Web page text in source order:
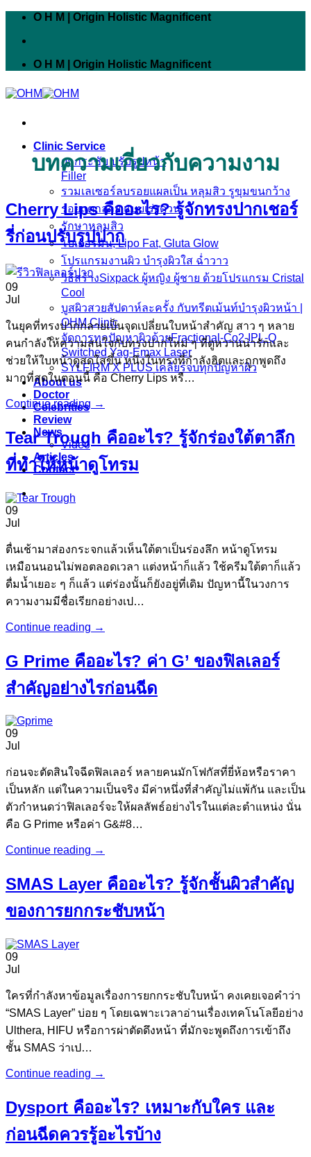
Skip
content
O H M | Origin Holistic Magnificent
O H M | Origin Holistic Magnificent
Clinic Service
ยกกระชับ ปรับรูปหน้า
Filler
รวมเลเซอร์ลบรอยแผลเป็น หลุมสิว รูขุมขนกว้าง
รอยแตกลาย แบบเร่งด่วน
รักษาหลุมสิว
โบเยอรมัน, Lipo Fat, Gluta Glow
โปรแกรมงานผิว บำรุงผิวใส ฉ่ำวาว
วิธีสร้างSixpack ผู้หญิง ผู้ชาย ด้วยโปรแกรม Cristal
Cool
บูสผิวสวยสัปดาห์ละครั้ง กับทรีตเม้นท์บำรุงผิวหน้า |
OHM Clinic
จัดการทุกปัญหาผิวด้วยFractional-Co2-IPL-Q
Switched Yag-Emax Laser
SYLFIRM X PLUS เคลียร์จบทุกปัญหาผิว
About us
Doctor
Celebrities
Review
News
Video
Articles
Contact
บทความเกี่ยวกับความงาม
Cherry Lips คืออะไร? รู้จักทรงปากเชอร์
รี่ก่อนปรับรูปปาก
09
Jul
ในยุคที่ทรงปากกลายเป็นจุดเปลี่ยนใบหน้าสำคัญ สาว ๆ หลาย
คนกำลังให้ความสนใจกับทรงปากใหม่ ๆ ที่ดูหวานน่ารักและ
ช่วยให้ใบหน้าดูสดใสขึ้น หนึ่งในทรงที่กำลังฮิตและถูกพูดถึง
มากที่สุดในตอนนี้ คือ Cherry Lips หรื…
Continue reading →
Tear Trough คืออะไร? รู้จักร่องใต้ตาลึก
ที่ทำให้หน้าดูโทรม
09
Jul
ตื่นเช้ามาส่องกระจกแล้วเห็นใต้ตาเป็นร่องลึก หน้าดูโทรม
เหมือนนอนไม่พอตลอดเวลา แต่งหน้าก็แล้ว ใช้ครีมใต้ตาก็แล้ว
ดื่มน้ำเยอะ ๆ ก็แล้ว แต่ร่องนั้นก็ยังอยู่ที่เดิม ปัญหานี้ในวงการ
ความงามมีชื่อเรียกอย่างเป…
Continue reading →
G Prime คืออะไร? ค่า G’ ของฟิลเลอร์
สำคัญอย่างไรก่อนฉีด
09
Jul
ก่อนจะตัดสินใจฉีดฟิลเลอร์ หลายคนมักโฟกัสที่ยี่ห้อหรือราคา
เป็นหลัก แต่ในความเป็นจริง มีค่าหนึ่งที่สำคัญไม่แพ้กัน และเป็น
ตัวกำหนดว่าฟิลเลอร์จะให้ผลลัพธ์อย่างไรในแต่ละตำแหน่ง นั่น
คือ G Prime หรือค่า G&#8…
Continue reading →
SMAS Layer คืออะไร? รู้จักชั้นผิวสำคัญ
ของการยกกระชับหน้า
09
Jul
ใครที่กำลังหาข้อมูลเรื่องการยกกระชับใบหน้า คงเคยเจอคำว่า
“SMAS Layer” บ่อย ๆ โดยเฉพาะเวลาอ่านเรื่องเทคโนโลยีอย่าง
Ulthera, HIFU หรือการผ่าตัดดึงหน้า ที่มักจะพูดถึงการเข้าถึง
ชั้น SMAS ว่าเป…
Continue reading →
Dysport คืออะไร? เหมาะกับใคร และ
ก่อนฉีดควรรู้อะไรบ้าง